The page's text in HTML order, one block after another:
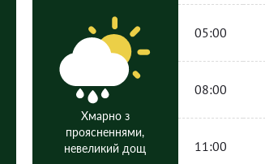
Хмарно з
проясненнями,
невеликий дощ
05:00
08:00
11:00